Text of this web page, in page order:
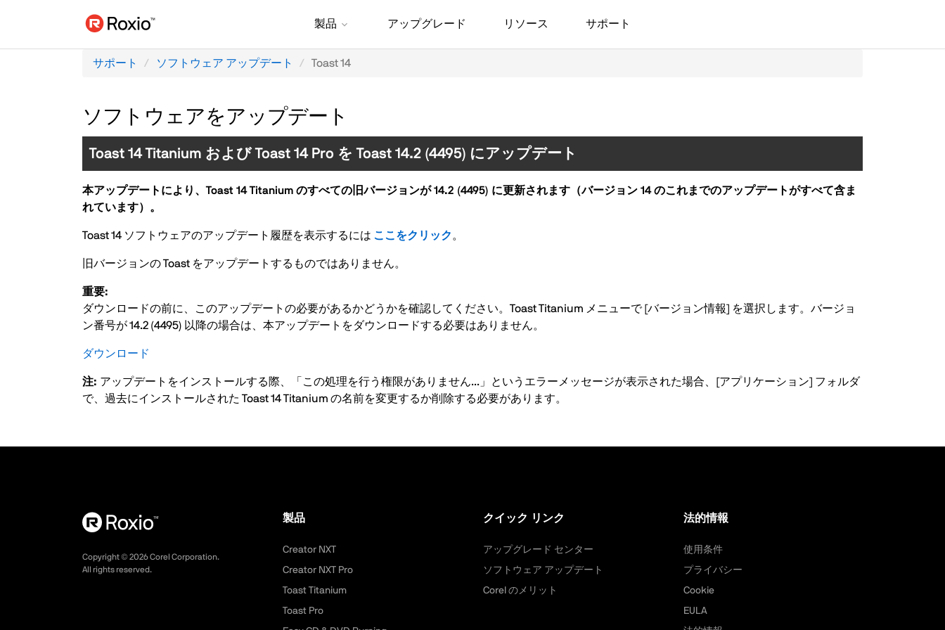
製品 アップグレード リソース サポート
サポート ソフトウェア アップデート Toast 14
ソフトウェアをアップデート
Toast 14 Titanium および Toast 14 Pro を Toast 14.2 (4495) にアップデート
本アップデートにより、Toast 14 Titanium のすべての旧バージョンが 14.2 (4495) に更新されます（バージョン 14 のこれまでのアップデートがすべて含ま
れています）。
Toast 14 ソフトウェアのアップデート履歴を表示するには ここをクリック 。
旧バージョンの Toast をアップデートするものではありません。
重要:
ダウンロードの前に、このアップデートの必要があるかどうかを確認してください。Toast Titanium メニューで [バージョン情報] を選択します。バージョ
ン番号が 14.2 (4495) 以降の場合は、本アップデートをダウンロードする必要はありません。
ダウンロード
注: アップデートをインストールする際、「この処理を行う権限がありません...」というエラーメッセージが表示された場合、[アプリケーション] フォルダ
で、過去にインストールされた Toast 14 Titanium の名前を変更するか削除する必要があります。
Copyright © 2026Corel Corporation.
All rights reserved.
製品
Creator NXT
Creator NXT Pro
Toast Titanium
Toast Pro
クイック リンク
アップグレード センター
ソフトウェア アップデート
Corel のメリット
法的情報
使用条件
プライバシー
Cookie
EULA